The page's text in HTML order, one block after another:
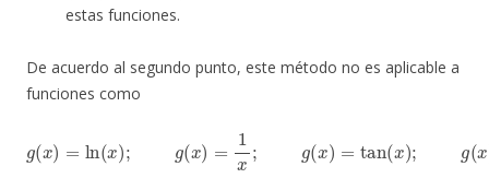
estas funciones.
De acuerdo al segundo punto, este método no es aplicable a
funciones como
x)